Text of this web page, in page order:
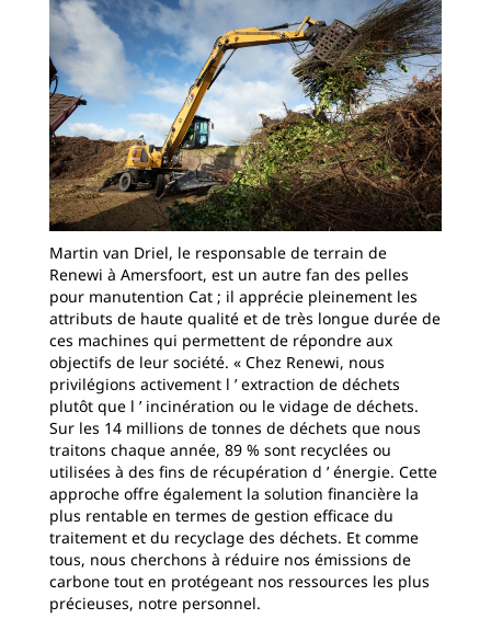
Martin van Driel, le responsable de terrain de
Renewi à Amersfoort, est un autre fan des pelles
pour manutention Cat ; il apprécie pleinement les
attributs de haute qualité et de très longue durée de
ces machines qui permettent de répondre aux
objectifs de leur société. « Chez Renewi, nous
privilégions activement l ’ extraction de déchets
plutôt que l ’ incinération ou le vidage de déchets.
Sur les 14 millions de tonnes de déchets que nous
traitons chaque année, 89 % sont recyclées ou
utilisées à des fins de récupération d ’ énergie. Cette
approche offre également la solution financière la
plus rentable en termes de gestion efficace du
traitement et du recyclage des déchets. Et comme
tous, nous cherchons à réduire nos émissions de
carbone tout en protégeant nos ressources les plus
précieuses, notre personnel.